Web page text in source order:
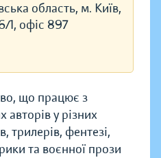
область, м. Київ,
1, офіс 897
що працює з
авторів у різних
трилерів, фентезі,
та воєнної прози